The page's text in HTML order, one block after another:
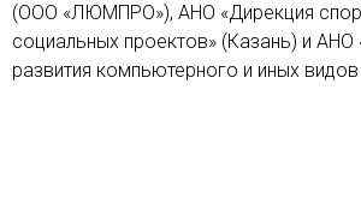
(ООО «ЛЮМПРО»), АНО «Дирекция
социальных проектов» (Казань) и АНО
развития компьютерного и иных видов